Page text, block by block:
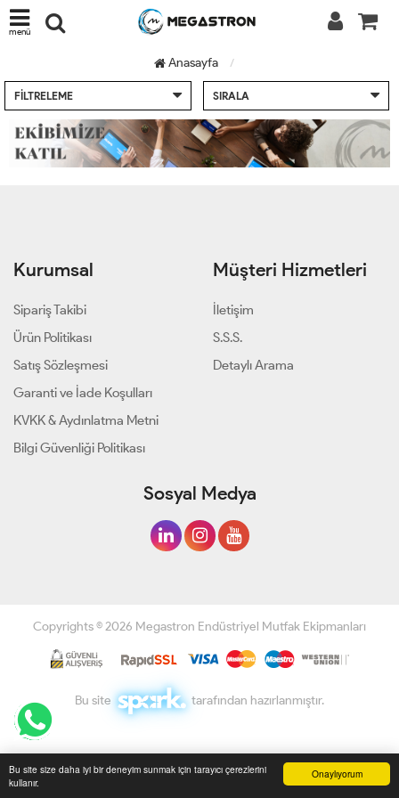
Onaylıyorum
Bu site size daha iyi bir deneyim sunmak için tarayıcı çerezlerini
kullanır.
menü
Anasayfa
FILTRELEME SIRALA
Kurumsal
Sipariş Takibi
Ürün Politikası
Satış Sözleşmesi
Garanti ve İade Koşulları
KVKK & Aydınlatma Metni
Bilgi Güvenliği Politikası
Müşteri Hizmetleri
İletişim
S.S.S.
Detaylı Arama
Sosyal Medya
Copyrights © 2026 Megastron Endüstriyel Mutfak Ekipmanları
Bu site tarafından hazırlanmıştır.
Anasayfa Sipariş Takibi İletişim